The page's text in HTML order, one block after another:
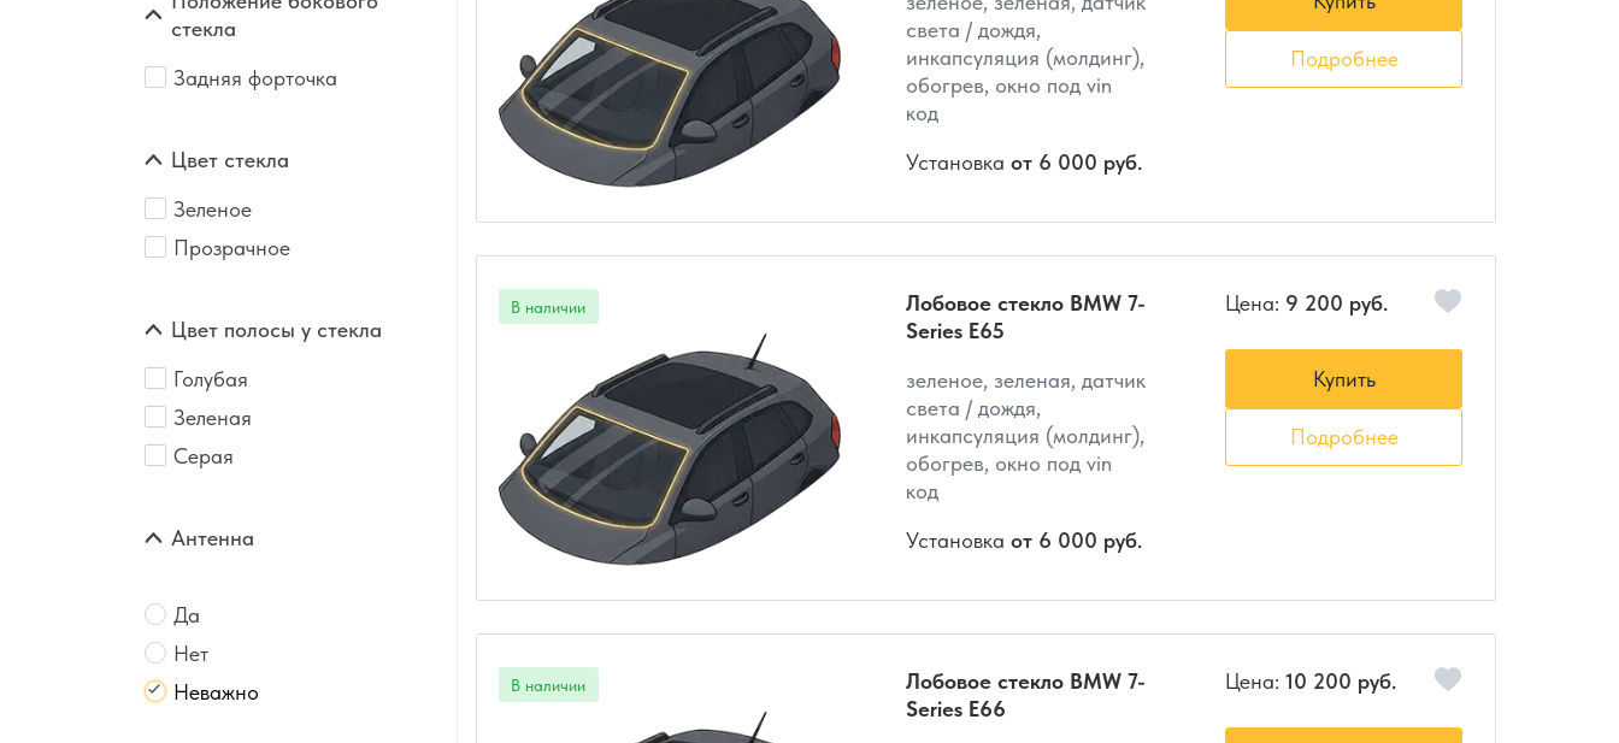
стекла
Задняя форточка
Цвет стекла
Зеленое
Прозрачное
Цвет полосы у стекла
Голубая
Зеленая
Серая
Антенна
Да
Нет
Неважно
света / дождя,
инкапсуляция (молдинг),
обогрев, окно под vin
код
Установка от 6 000 руб.
Подробнее
Лобовое стекло BMW 7-
Series E65
зеленое, зеленая, датчик
света / дождя,
инкапсуляция (молдинг),
обогрев, окно под vin
код
Установка от 6 000 руб.
Цена: 9 200 руб.
Купить
Подробнее
Лобовое стекло BMW 7-
Series E66
Цена: 10 200 руб.